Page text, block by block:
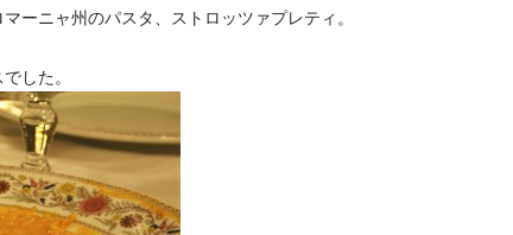
ーニャ州のパスタ、ストロッツァプレティ。
した。